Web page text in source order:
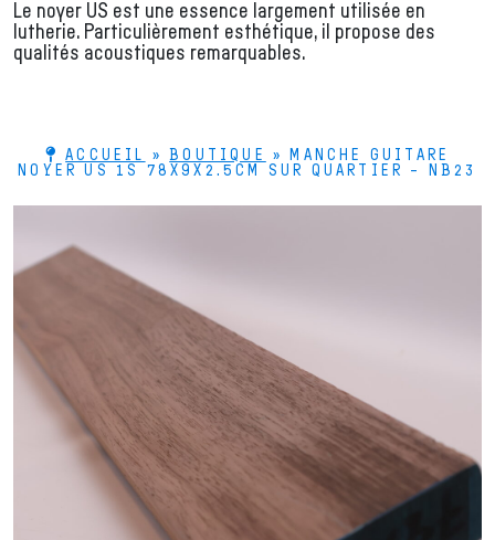
Le noyer US est une essence largement utilisée en
lutherie. Particulièrement esthétique, il propose des
qualités acoustiques remarquables.
ACCUEIL »BOUTIQUE »
MANCHE GUITARE
NOYER US 1S 78X9X2.5CM SUR QUARTIER – NB23